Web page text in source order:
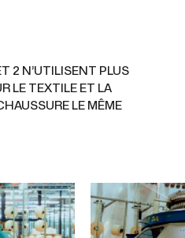
2 N’UTILISENT PLUS
LE TEXTILE ET LA
LE MÊME